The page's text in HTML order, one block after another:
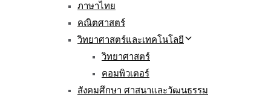
ภาษาไทย
คณิตศาสตร์
วิทยาศาสตร์และเทคโนโลยี
วิทยาศาสตร์
คอมพิวเตอร์
สังคมศึกษา ศาสนาและวัฒนธรรม